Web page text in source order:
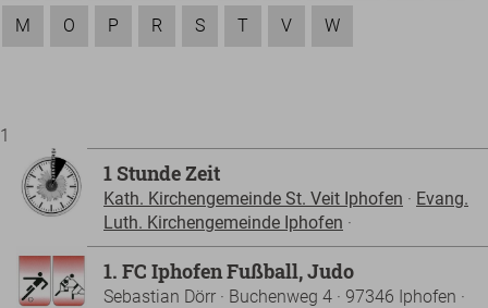
M O P R S T V W
1
1 Stunde Zeit
Kath. Kirchengemeinde St. Veit Iphofen · Evang.
Luth. Kirchengemeinde Iphofen ·
1. FC Iphofen Fußball, Judo
Sebastian Dörr · Buchenweg 4 · 97346 Iphofen ·